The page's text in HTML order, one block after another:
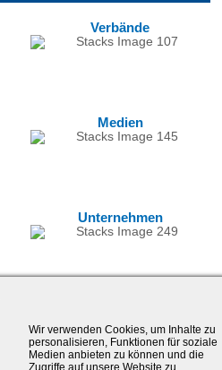
Verbände
Medien
Unternehmen
Wir verwenden Cookies, um Inhalte zu
personalisieren, Funktionen für soziale
Medien anbieten zu können und die
Zugriffe auf unsere Website zu